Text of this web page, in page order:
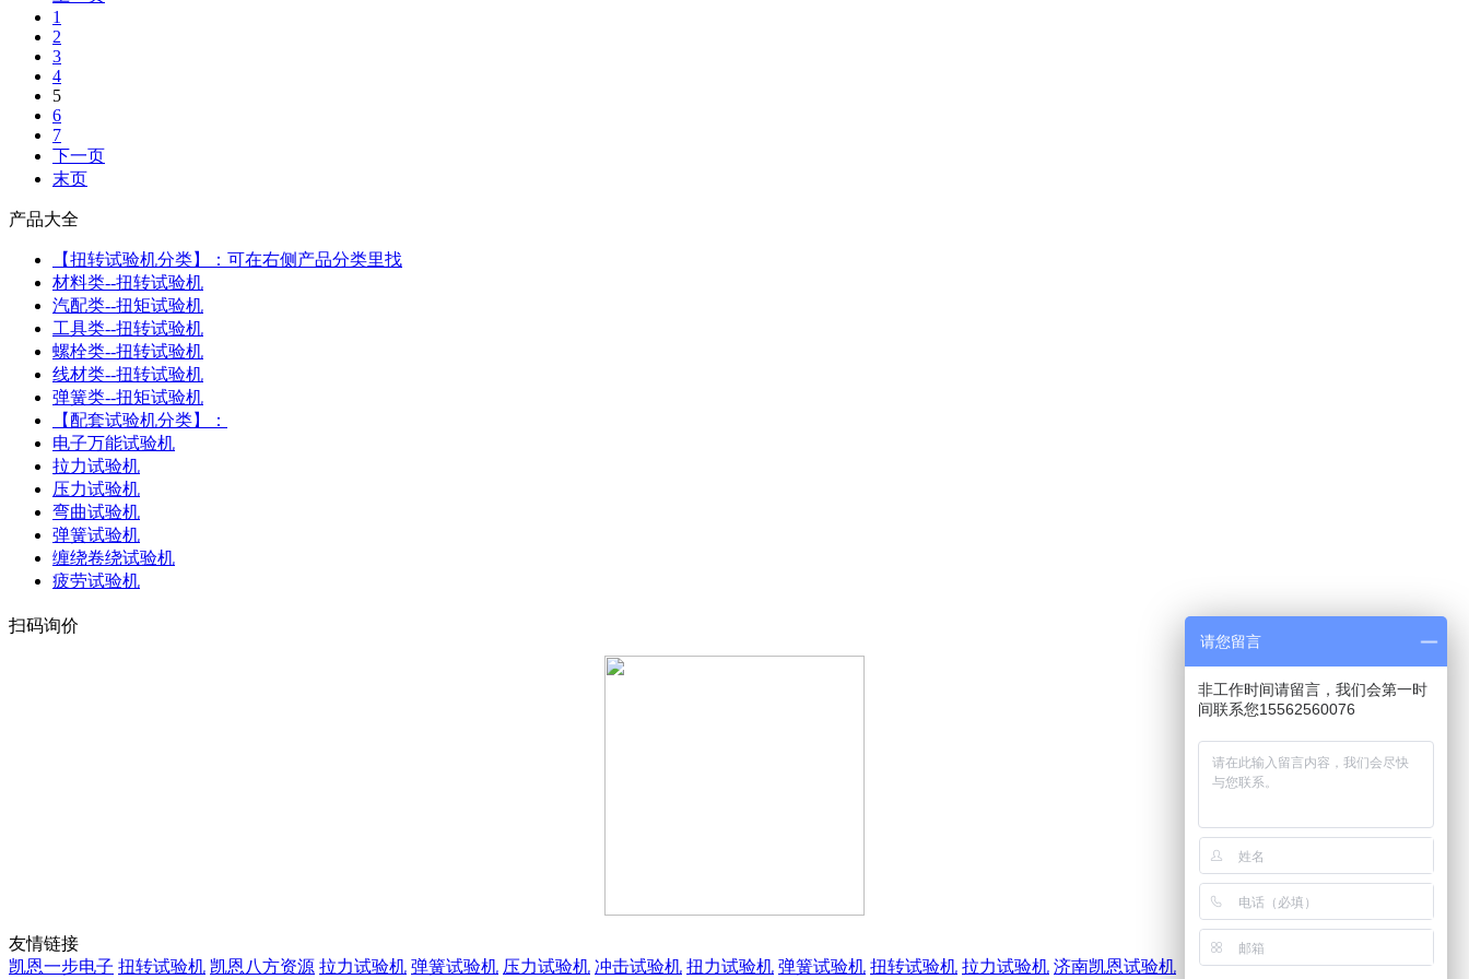
1
2
3
4
5
6
7
下一页
末页
产品大全
【扭转试验机分类】：可在右侧产品分类里找
材料类--扭转试验机
汽配类--扭矩试验机
工具类--扭转试验机
螺栓类--扭转试验机
线材类--扭转试验机
弹簧类--扭矩试验机
【配套试验机分类】：
电子万能试验机
拉力试验机
压力试验机
弯曲试验机
弹簧试验机
缠绕卷绕试验机
疲劳试验机
扫码询价
友情链接
凯恩一步电子 扭转试验机 凯恩八方资源 拉力试验机 弹簧试验机 压力试验机 冲击试验机 扭力试验机 弹簧试验机 扭转试验机 拉力试验机 济南凯恩试验机
请您留言
非工作时间请留言，我们会第一时
间联系您15562560076